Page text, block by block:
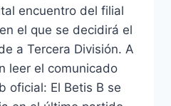
encuentro del filial
el que se decidirá el
a Tercera División. A
leer el comunicado
oficial: El Betis B se